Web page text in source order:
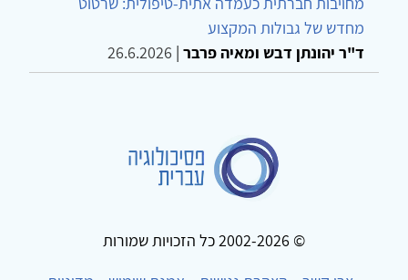
מחדש של גבולות המקצוע
ד"ר יהונתן דבש ומאיה פרבר |
26.6.2026
© 2002-2026 כל הזכויות שמורות